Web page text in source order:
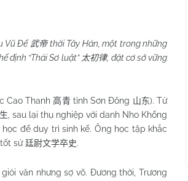
Vũ Đế 武帝thời Tây Hán, một trong những
định “Thái Sơ luật” 太初律, đặt cơ sở vững
Cao Thanh高青tỉnh Sơn Đông 山东). Từ
, sau lại thụ nghiệp với danh Nho Khổng
để duy trì sinh kế. Ông học tập khắc
sử 廷尉文学卒史.
văn nhưng sợ võ. Đương thời, Trương